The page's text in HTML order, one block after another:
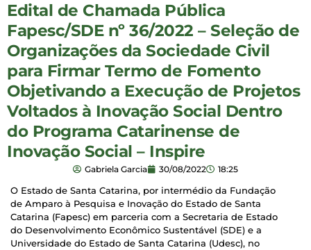
Edital de Chamada Pública
Fapesc/SDE nº 36/2022 – Seleção de
Organizações da Sociedade Civil
para Firmar Termo de Fomento
Objetivando a Execução de Projetos
Voltados à Inovação Social Dentro
do Programa Catarinense de
Inovação Social – Inspire
Gabriela Garcia 30/08/2022 18:25
O Estado de Santa Catarina, por intermédio da Fundação
de Amparo à Pesquisa e Inovação do Estado de Santa
Catarina (Fapesc) em parceria com a Secretaria de Estado
do Desenvolvimento Econômico Sustentável (SDE) e a
Universidade do Estado de Santa Catarina (Udesc), no